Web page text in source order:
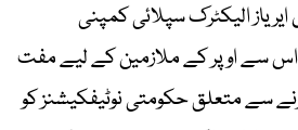
ایریاز الیکٹرک سپلائی کمپنی
کے گریڈ 17 اور اس سے اوپر کے ملازمین کے لیے مفت
سے متعلق حکومتی نوٹیفکیشنز کو